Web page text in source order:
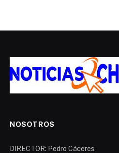
NOSOTROS
DIRECTOR: Pedro Cáceres